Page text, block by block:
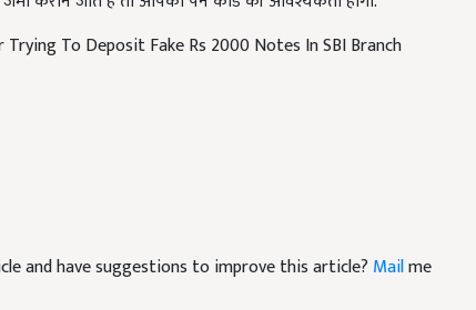
Trying To Deposit Fake Rs 2000 Notes In SBI Branch
and have suggestions to improve this article?